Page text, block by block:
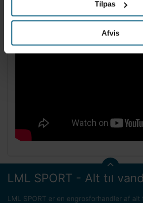
Tilpas
Afvis
LML SPORT - Alt til vand
LML SPORT er en engrosforhandler af alt